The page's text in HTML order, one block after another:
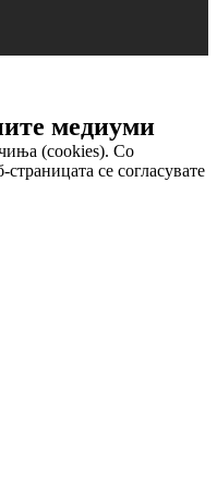
медиуми
(cookies). Со
се согласувате